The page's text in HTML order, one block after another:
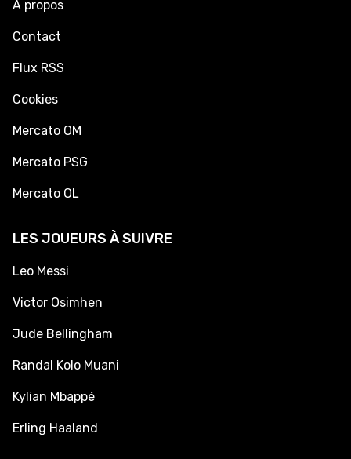
À propos
Contact
Flux RSS
Cookies
Mercato OM
Mercato PSG
Mercato OL
LES JOUEURS À SUIVRE
Leo Messi
Victor Osimhen
Jude Bellingham
Randal Kolo Muani
Kylian Mbappé
Erling Haaland